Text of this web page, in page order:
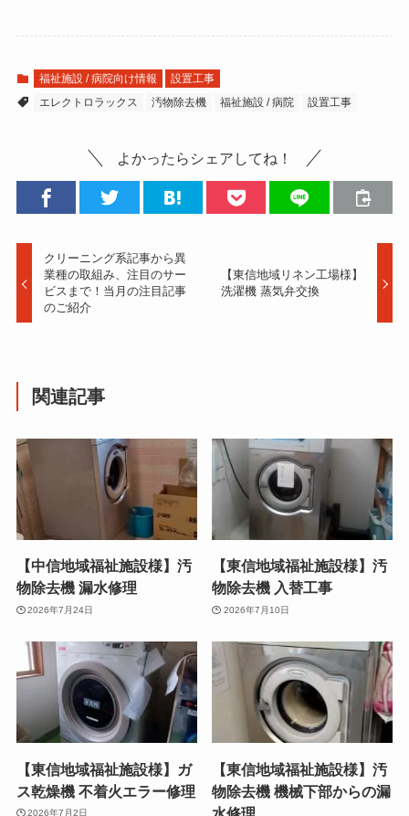
福祉施設 / 病院向け情報
設置工事
エレクトロラックス
汚物除去機 福祉施設 / 病院 設置工事
よかったらシェアしてね！
クリーニング系記事から異
業種の取組み、注目のサー
ビスまで！当月の注目記事
のご紹介
【東信地域リネン工場様】
洗濯機 蒸気弁交換
関連記事
【中信地域福祉施設様】汚
物除去機 漏水修理
2026年7月24日
【東信地域福祉施設様】汚
物除去機 入替工事
2026年7月10日
【東信地域福祉施設様】ガ
ス乾燥機 不着火エラー修理
2026年7月2日
【東信地域福祉施設様】汚
物除去機 機械下部からの漏